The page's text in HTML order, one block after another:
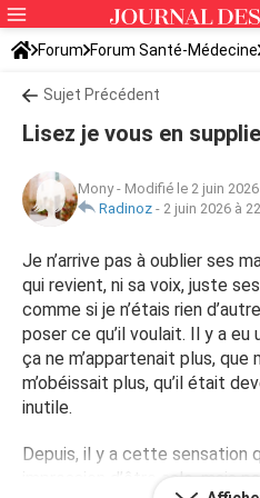
Forum Forum Santé-Médecine
Stress et déprime
Sujet Précédent
Lisez je vous en supplie
Mony- Modifié le 2 juin
Radinoz - 2 juin 2026 à
Je n’arrive pas à oublier ses
qui revient, ni sa voix, juste
comme si je n’étais rien
poser ce qu’il voulait. Il y a eu
ça ne m’appartenait plus, que
m’obéissait plus, qu’il était
inutile.
Depuis, il y a cette sensation
impression d’être sale, mais